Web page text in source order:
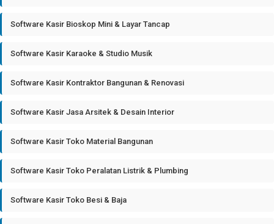
Software Kasir Bioskop Mini & Layar Tancap
Software Kasir Karaoke & Studio Musik
Software Kasir Kontraktor Bangunan & Renovasi
Software Kasir Jasa Arsitek & Desain Interior
Software Kasir Toko Material Bangunan
Software Kasir Toko Peralatan Listrik & Plumbing
Software Kasir Toko Besi & Baja